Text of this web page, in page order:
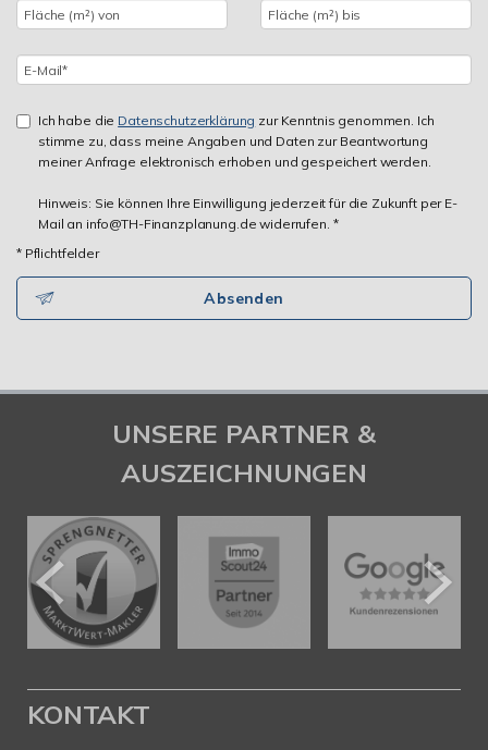
Ich habe die Datenschutzerklärung zur Kenntnis genommen. Ich
stimme zu, dass meine Angaben und Daten zur Beantwortung
meiner Anfrage elektronisch erhoben und gespeichert werden.
Hinweis: Sie können Ihre Einwilligung jederzeit für die Zukunft per E-
Mail an info@TH-Finanzplanung.de widerrufen. *
* Pflichtfelder
Absenden
UNSERE PARTNER &
AUSZEICHNUNGEN
KONTAKT